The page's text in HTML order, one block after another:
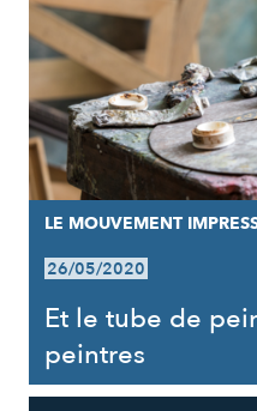
LE MOUVEMENT
26/05/2020
Et le tube de
peintres